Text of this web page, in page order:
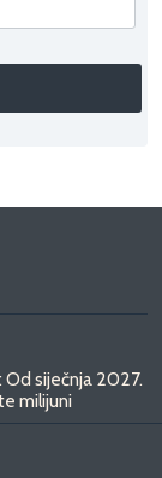
siječnja 2027.
milijuni